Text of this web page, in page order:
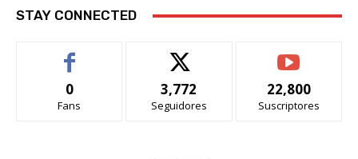
STAY CONNECTED
0
Fans
3,772
Seguidores
22,800
Suscriptores